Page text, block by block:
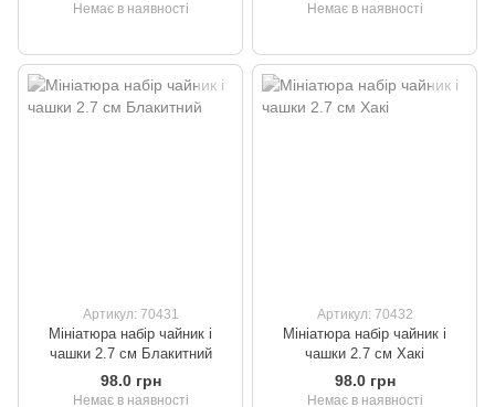
Немає в наявності Немає в наявності
Артикул: 70431
Мініатюра набір чайник і
чашки 2.7 см Блакитний
98.0 грн
Немає в наявності
Артикул: 70432
Мініатюра набір чайник і
чашки 2.7 см Хакі
98.0 грн
Немає в наявності